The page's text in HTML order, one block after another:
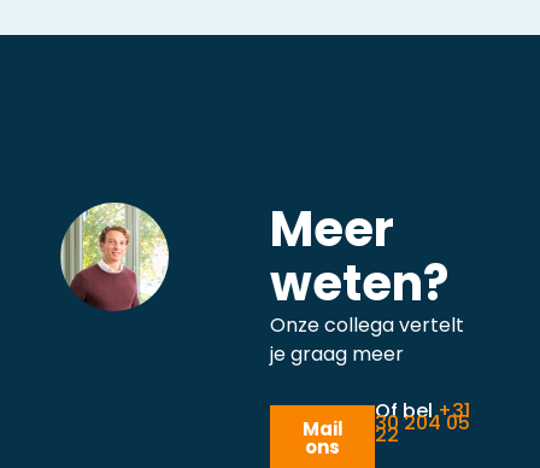
Meer
weten?
Onze collega vertelt
je graag meer
Mail
ons
Of bel+31
30 204 05
22